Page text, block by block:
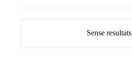
Sense resultats